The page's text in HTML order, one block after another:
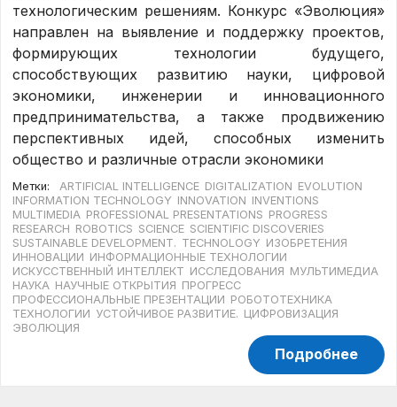
технологическим решениям. Конкурс «Эволюция»
направлен на выявление и поддержку проектов,
формирующих технологии будущего,
способствующих развитию науки, цифровой
экономики, инженерии и инновационного
предпринимательства, а также продвижению
перспективных идей, способных изменить
общество и различные отрасли экономики
Метки: ARTIFICIAL INTELLIGENCE DIGITALIZATION EVOLUTION
INFORMATION TECHNOLOGY INNOVATION INVENTIONS
MULTIMEDIA PROFESSIONAL PRESENTATIONS PROGRESS
RESEARCH ROBOTICS SCIENCE SCIENTIFIC DISCOVERIES
SUSTAINABLE DEVELOPMENT. TECHNOLOGY ИЗОБРЕТЕНИЯ
ИННОВАЦИИ ИНФОРМАЦИОННЫЕ ТЕХНОЛОГИИ
ИСКУССТВЕННЫЙ ИНТЕЛЛЕКТ ИССЛЕДОВАНИЯ МУЛЬТИМЕДИА
НАУКА НАУЧНЫЕ ОТКРЫТИЯ ПРОГРЕСС
ПРОФЕССИОНАЛЬНЫЕ ПРЕЗЕНТАЦИИ РОБОТОТЕХНИКА
ТЕХНОЛОГИИ УСТОЙЧИВОЕ РАЗВИТИЕ. ЦИФРОВИЗАЦИЯ
ЭВОЛЮЦИЯ
Подробнее